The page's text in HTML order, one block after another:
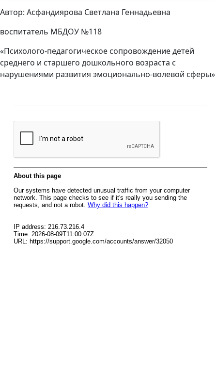
Автор: Асфандиярова Светлана Геннадьевна
воспитатель МБДОУ №118
«Психолого-педагогическое сопровождение детей
среднего и старшего дошкольного возраста с
нарушениями развития эмоционально-волевой сферы»